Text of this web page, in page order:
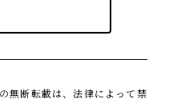
無断転載は、法律によって禁